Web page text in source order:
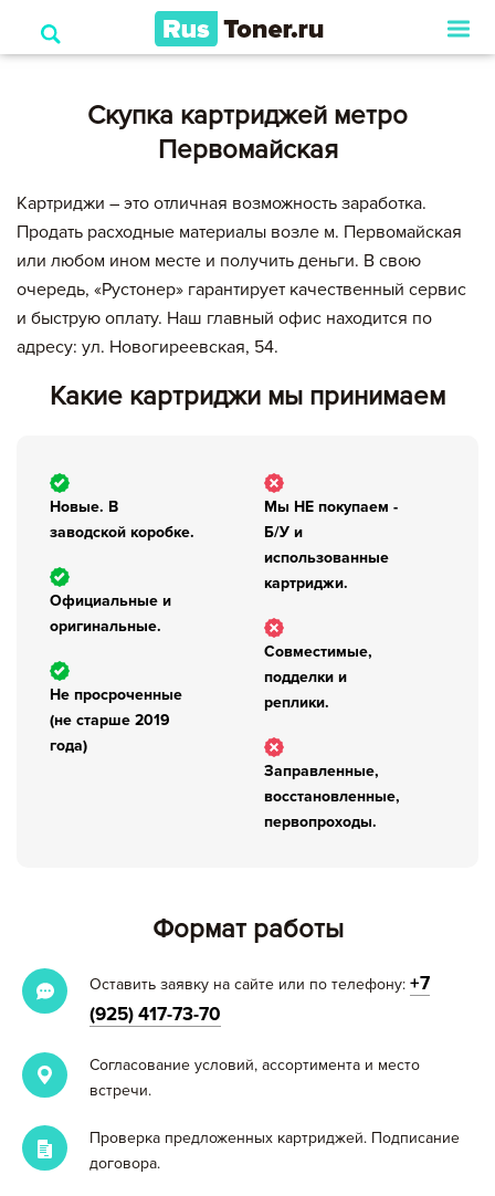
Скупка картриджей метро
Первомайская
Картриджи – это отличная возможность заработка.
Продать расходные материалы возле м. Первомайская
или любом ином месте и получить деньги. В свою
очередь, «Рустонер» гарантирует качественный сервис
и быструю оплату. Наш главный офис находится по
адресу: ул. Новогиреевская, 54.
Какие картриджи мы принимаем
Новые. В
заводской коробке.
Официальные и
оригинальные.
Не просроченные
(не старше 2019
года)
Мы НЕ покупаем -
Б/У и
использованные
картриджи.
Совместимые,
подделки и
реплики.
Заправленные,
восстановленные,
первопроходы.
Формат работы
Оставить заявку на сайте или по телефону: +7
(925) 417-73-70
Согласование условий, ассортимента и место
встречи.
Проверка предложенных картриджей. Подписание
договора.